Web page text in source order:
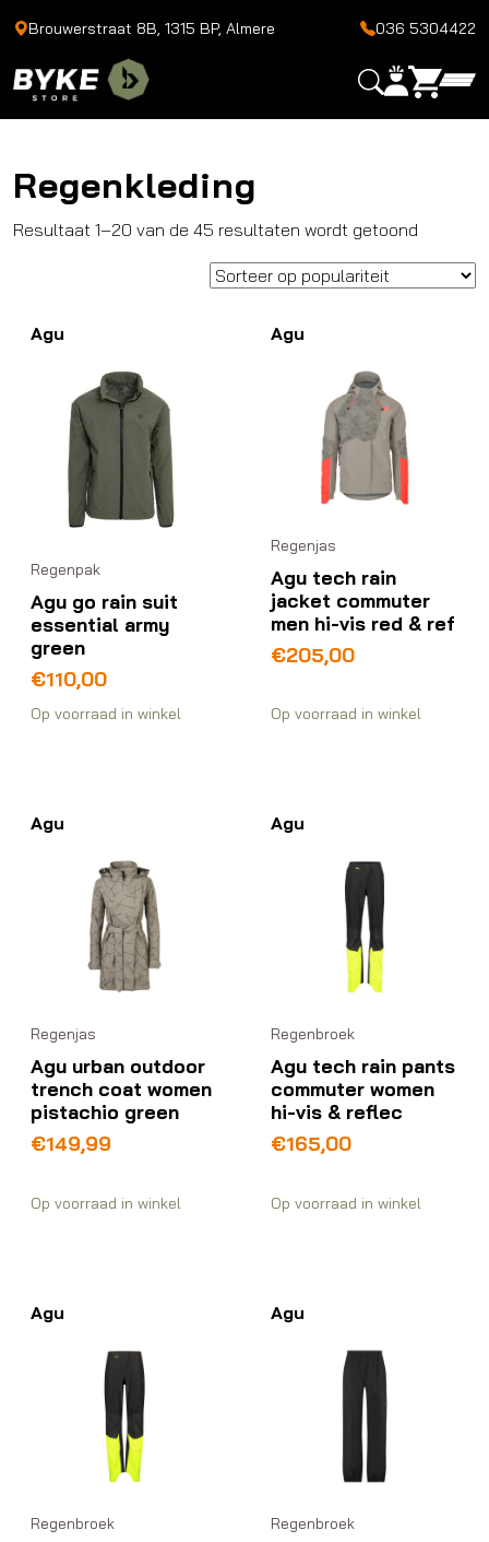
Brouwerstraat 8B, 1315 BP, Almere 036 5304422
Regenkleding
Resultaat 1–20 van de 45 resultaten wordt getoond
op
Agu
Regenpak
Agu go rain suit
essential army
green
€110,00
Op voorraad in winkel
Agu
Regenjas
Agu tech rain
jacket commuter
men hi-vis red & ref
€205,00
Op voorraad in winkel
Agu
Regenjas
Agu urban outdoor
trench coat women
pistachio green
€149,99
Op voorraad in winkel
Agu
Regenbroek
Agu tech rain pants
commuter women
hi-vis & reflec
€165,00
Op voorraad in winkel
Agu
Regenbroek
Agu
Regenbroek